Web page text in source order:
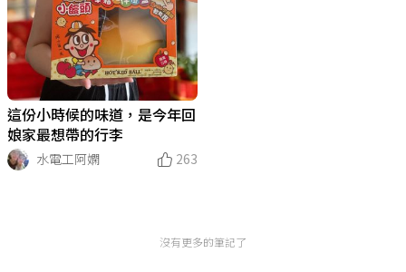
這份小時候的味道，是今年回
娘家最想帶的行李
水電工阿嫻
263
沒有更多的筆記了